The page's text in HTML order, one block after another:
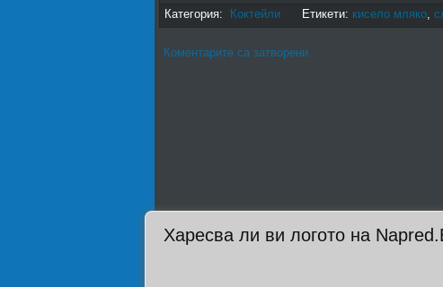
Категория:
Коктейли Етикети: кисело мляко,
Коментарите са затворени.
Харесва ли ви логото на